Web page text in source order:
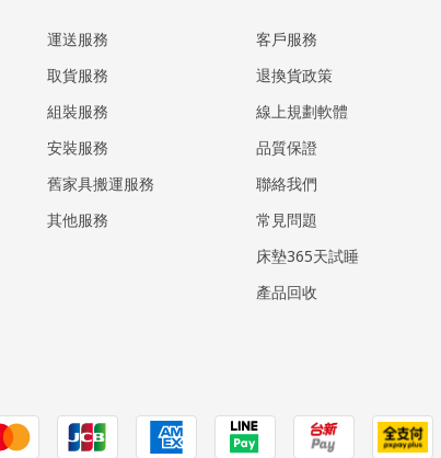
運送服務
取貨服務
組裝服務
安裝服務
​舊家具搬運服務
其他服務
客戶服務
退換貨政策
線上規劃軟體
品質保證
聯絡我們
常見問題
床墊365天試睡
產品回收